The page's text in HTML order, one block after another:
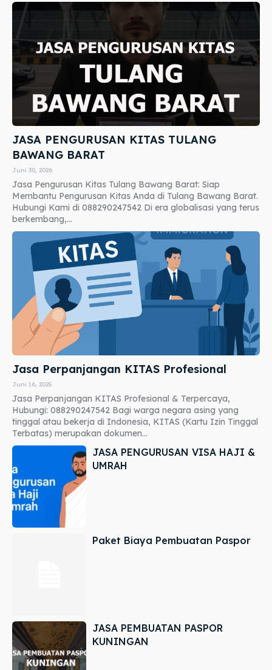
JASA PENGURUSAN KITAS TULANG
BAWANG BARAT
Juni 30, 2026
Jasa Pengurusan Kitas Tulang Bawang Barat: Siap
Membantu Pengurusan Kitas Anda di Tulang Bawang Barat.
Hubungi Kami di 088290247542 Di era globalisasi yang terus
berkembang,...
Jasa Perpanjangan KITAS Profesional
Juni 16, 2025
Jasa Perpanjangan KITAS Profesional & Terpercaya,
Hubungi: 088290247542 Bagi warga negara asing yang
tinggal atau bekerja di Indonesia, KITAS (Kartu Izin Tinggal
Terbatas) merupakan dokumen...
JASA PENGURUSAN VISA HAJI &
UMRAH
Paket Biaya Pembuatan Paspor
JASA PEMBUATAN PASPOR
KUNINGAN